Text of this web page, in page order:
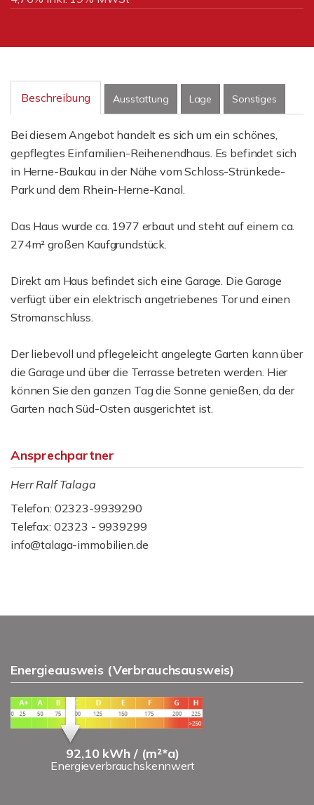
Beschreibung Ausstattung Lage Sonstiges
Bei diesem Angebot handelt es sich um ein schönes,
gepflegtes Einfamilien-Reihenendhaus. Es befindet sich
in Herne-Baukau in der Nähe vom Schloss-Strünkede-
Park und dem Rhein-Herne-Kanal.
Das Haus wurde ca. 1977 erbaut und steht auf einem ca.
274m² großen Kaufgrundstück.
Direkt am Haus befindet sich eine Garage. Die Garage
verfügt über ein elektrisch angetriebenes Tor und einen
Stromanschluss.
Der liebevoll und pflegeleicht angelegte Garten kann über
die Garage und über die Terrasse betreten werden. Hier
können Sie den ganzen Tag die Sonne genießen, da der
Garten nach Süd-Osten ausgerichtet ist.
Ansprechpartner
Herr Ralf Talaga
Telefon: 02323-9939290
Telefax: 02323 - 9939299
info@talaga-immobilien.de
Energieausweis (Verbrauchsausweis)
92,10 kWh / (m²*a)
Energieverbrauchskennwert